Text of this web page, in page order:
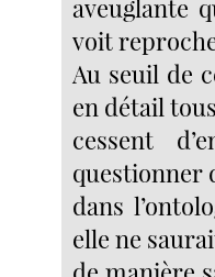
aveuglante
voit
Au seuil de
en détail
cessent
questionner
dans
elle ne